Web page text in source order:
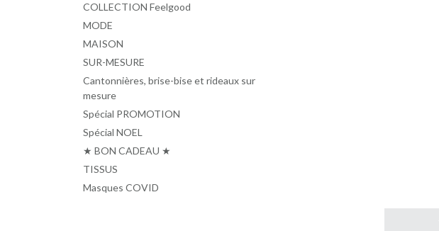
COLLECTION Feelgood
MODE
MAISON
SUR-MESURE
Cantonnières, brise-bise et rideaux sur
mesure
Spécial PROMOTION
Spécial NOEL
★ BON CADEAU ★
TISSUS
Masques COVID